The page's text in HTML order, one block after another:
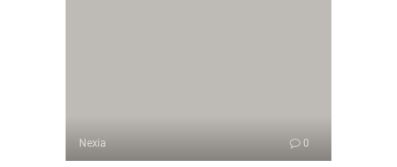
Nexia 0